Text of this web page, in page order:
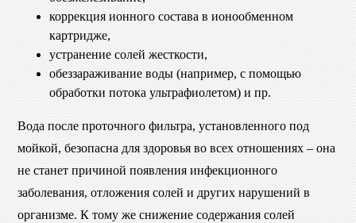
коррекция ионного состава в ионообменном
картридже,
устранение солей жесткости,
обеззараживание воды (например, с помощью
обработки потока ультрафиолетом) и пр.
Вода после проточного фильтра, установленного под
мойкой, безопасна для здоровья во всех отношениях – она
не станет причиной появления инфекционного
заболевания, отложения солей и других нарушений в
организме. К тому же снижение содержания солей